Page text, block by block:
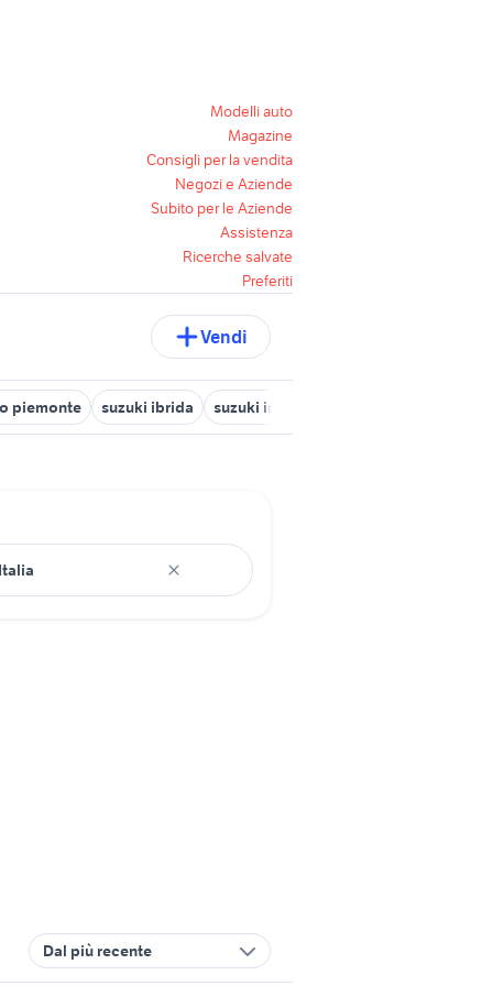
Modelli auto
Magazine
Consigli per la vendita
Negozi e Aziende
Subito per le Aziende
Assistenza
Ricerche salvate
Preferiti
Vendi
piemonte suzuki ibrida suzuki in liguria
Dal più recente